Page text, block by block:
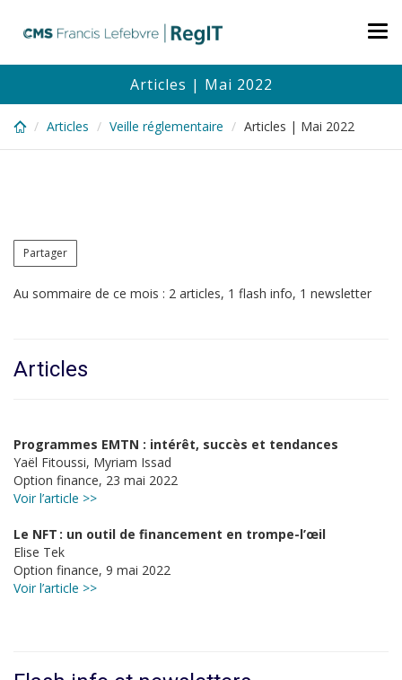
content
Articles | Mai 2022
Articles Veille réglementaire Articles | Mai 2022
Partager
Au sommaire de ce mois : 2 articles, 1 flash info, 1 newsletter
Articles
Programmes EMTN : intérêt, succès et tendances
Yaël Fitoussi, Myriam Issad
Option finance, 23 mai 2022
Voir l’article >>
Le NFT : un outil de financement en trompe-l’œil
Elise Tek
Option finance, 9 mai 2022
Voir l’article >>